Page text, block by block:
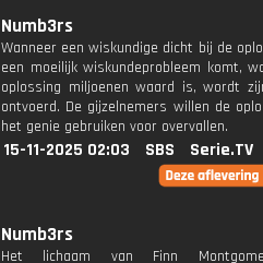
Numb3rs
Wanneer een wiskundige dicht bij de
een moeilijk wiskundeprobleem komt,
oplossing miljoenen waard is, wordt
ontvoerd. De gijzelnemers willen de
het genie gebruiken voor overvallen.
15-11-2025 02:03 SBS Serie.TV
Numb3rs
Het lichaam van Finn